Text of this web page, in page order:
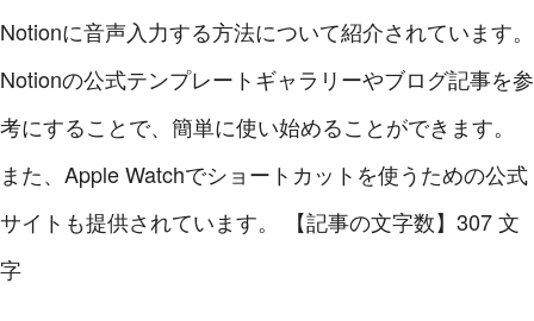
Notionに音声入力する方法について紹介されています。
Notionの公式テンプレートギャラリーやブログ記事を参
考にすることで、簡単に使い始めることができます。
また、Apple Watchでショートカットを使うための公式
サイトも提供されています。
【記事の文字数】307 文
字